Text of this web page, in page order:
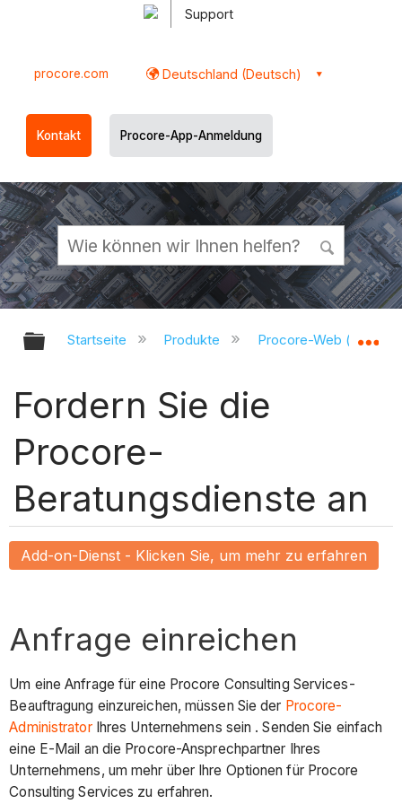
Support
procore.com Deutschland (Deutsch)
Kontakt Procore-App-Anmeldung
Globale Hierarchie auf- und
Startseite Produkte Procore-Web
Fordern Sie die
Procore-
Beratungsdienste an
Add-on-Dienst - Klicken Sie, um mehr zu erfahren
Anfrage einreichen
Um eine Anfrage für eine Procore Consulting Services-
Beauftragung einzureichen, müssen Sie der Procore-
AdministratorIhres Unternehmens sein . Senden Sie einfach
eine E-Mail an die Procore-Ansprechpartner Ihres
Unternehmens, um mehr über Ihre Optionen für Procore
Consulting Services zu erfahren.